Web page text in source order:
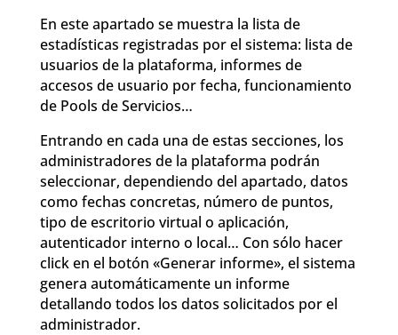
En este apartado se muestra la lista de
estadísticas registradas por el sistema: lista de
usuarios de la plataforma, informes de
accesos de usuario por fecha, funcionamiento
de Pools de Servicios…
Entrando en cada una de estas secciones, los
administradores de la plataforma podrán
seleccionar, dependiendo del apartado, datos
como fechas concretas, número de puntos,
tipo de escritorio virtual o aplicación,
autenticador interno o local… Con sólo hacer
click en el botón «Generar informe», el sistema
genera automáticamente un informe
detallando todos los datos solicitados por el
administrador.